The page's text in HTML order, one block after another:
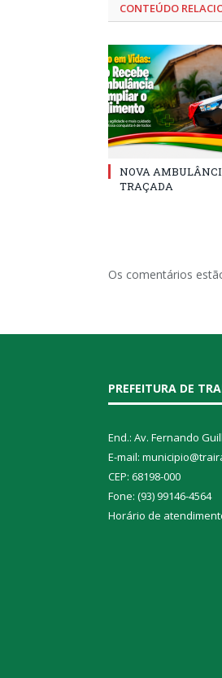
CONTEÚDO
NOVA
TRAÇADA
Os comentários
PREFEITURA DE
End.: Av. Fernando
E-mail:
CEP: 68198-000
Fone: (93) 99146-4564
Horário de